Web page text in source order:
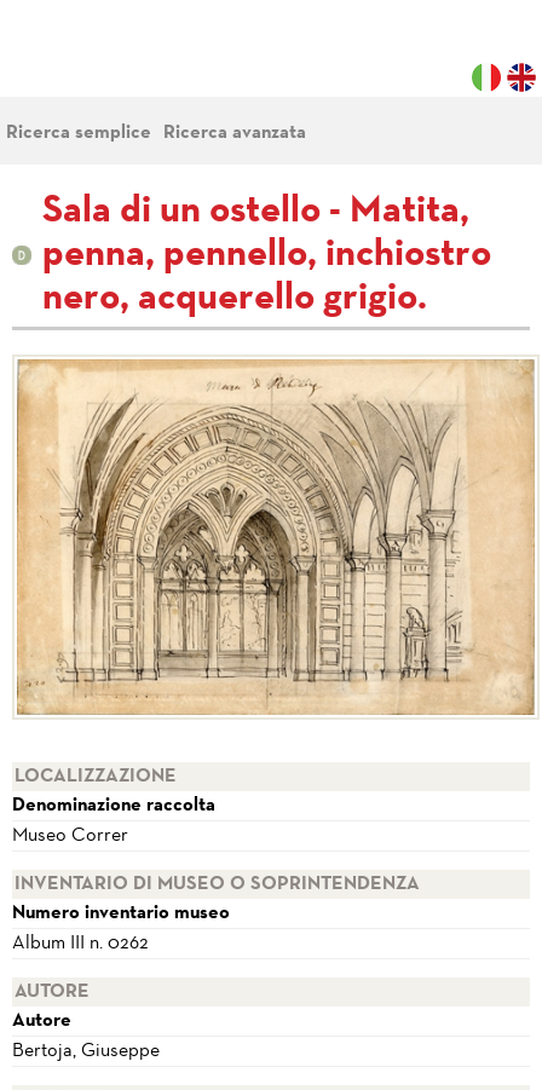
Ricerca semplice Ricerca avanzata
Sala di un ostello - Matita,
penna, pennello, inchiostro
nero, acquerello grigio.
LOCALIZZAZIONE
Denominazione raccolta
Museo Correr
INVENTARIO DI MUSEO O SOPRINTENDENZA
Numero inventario museo
Album III n. 0262
AUTORE
Autore
Bertoja, Giuseppe